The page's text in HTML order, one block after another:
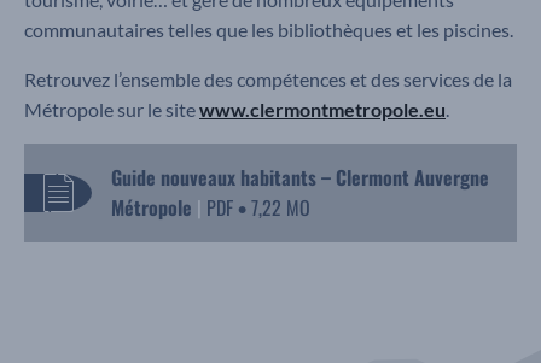
communautaires telles que les bibliothèques et les piscines.
Retrouvez l’ensemble des compétences et des services de la
Métropole sur le sitewww.clermontmetropole.eu.
Guide nouveaux habitants – Clermont Auvergne
Métropole | PDF • 7,22 MO